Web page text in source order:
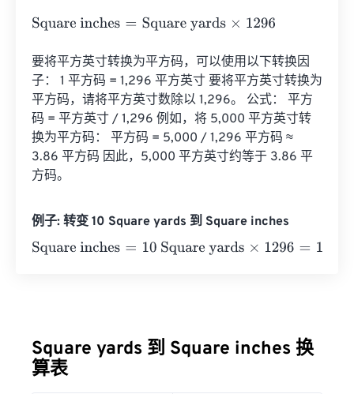
Square inches= Square yards×1296
要将平方英寸转换为平方码，可以使用以下转换因
子： 1 平方码 = 1,296 平方英寸 要将平方英寸转换为
平方码，请将平方英寸数除以 1,296。 公式： 平方
码 = 平方英寸 / 1,296 例如，将 5,000 平方英寸转
换为平方码： 平方码 = 5,000 / 1,296 平方码 ≈
3.86 平方码 因此，5,000 平方英寸约等于 3.86 平
方码。
例子: 转变 10 Square yards 到 Square inches
Square inches= 10 Square yards×1296 =12960 Square
Square yards 到 Square inches 换
算表